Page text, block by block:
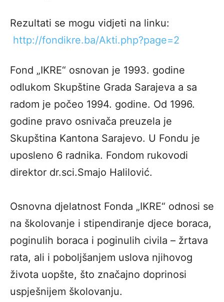
Rezultati se mogu vidjeti na linku:
http://fondikre.ba/Akti.php?page=2
Fond „IKRE“ osnovan je 1993. godine
odlukom Skupštine Grada Sarajeva a sa
radom je počeo 1994. godine. Od 1996.
godine pravo osnivača preuzela je
Skupština Kantona Sarajevo. U Fondu je
uposleno 6 radnika. Fondom rukovodi
direktor dr.sci.Smajo Halilović.
Osnovna djelatnost Fonda „IKRE“ odnosi se
na školovanje i stipendiranje djece boraca,
poginulih boraca i poginulih civila – žrtava
rata, ali i poboljšanjem uslova njihovog
života uopšte, što značajno doprinosi
uspješnijem školovanju.